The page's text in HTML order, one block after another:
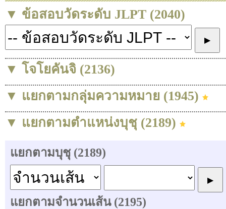
▼ ข้อสอบวัดระดับ JLPT (2040)
▼ โจโยคันจิ (2136)
▼ แยกตามกลุ่มความหมาย (1945)
▼ แยกตามตำแหน่งบุชุ (2189)
แยกตามบุชุ (2189)
แยกตามจำนวนเส้น (2195)